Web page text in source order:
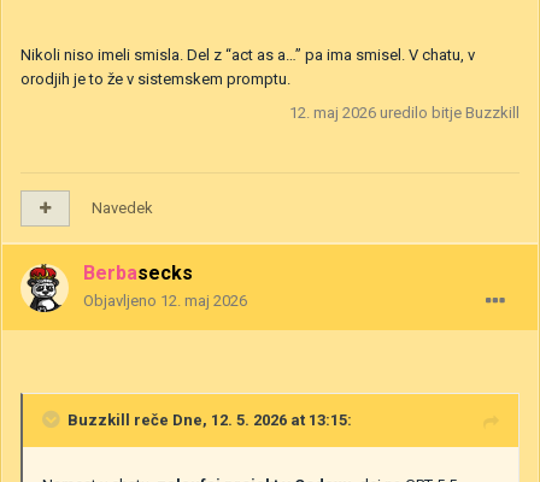
Nikoli niso imeli smisla. Del z “act as a…” pa ima smisel. V chatu, v
orodjih je to že v sistemskem promptu.
12. maj 2026 uredilo bitje Buzzkill
Navedek
Berbasecks
Objavljeno 12. maj 2026
Buzzkill reče Dne, 12. 5. 2026 at 13:15: